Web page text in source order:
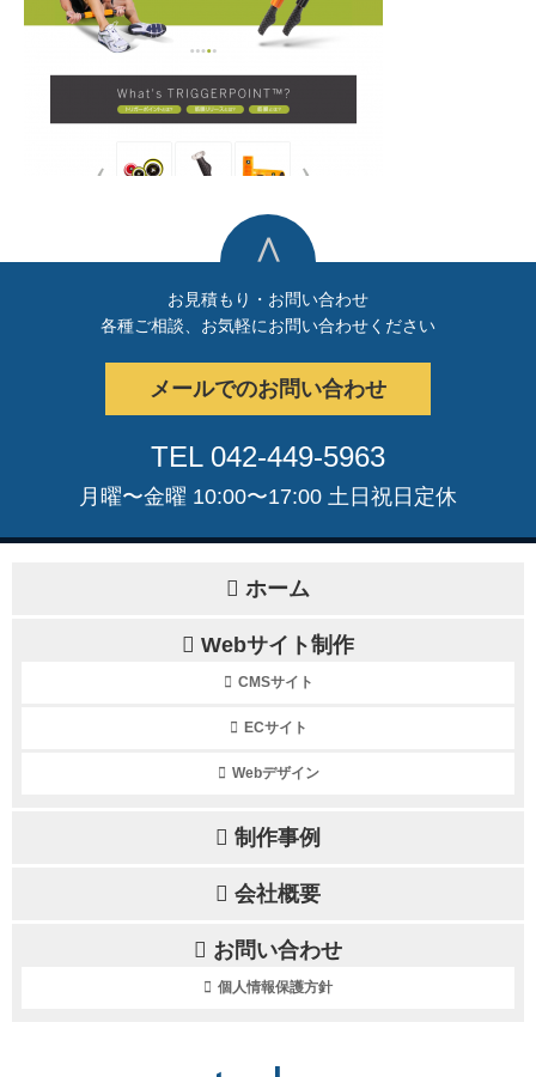
∧
お見積もり・お問い合わせ
各種ご相談、お気軽にお問い合わせください
メールでのお問い合わせ
TEL 042-449-5963
月曜〜金曜 10:00〜17:00 土日祝日定休
ホーム
Webサイト制作
CMSサイト
ECサイト
Webデザイン
制作事例
会社概要
お問い合わせ
個人情報保護方針